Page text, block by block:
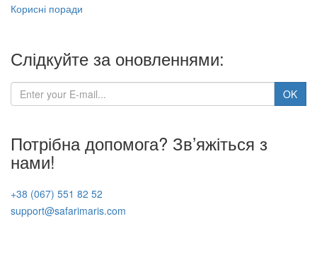
Корисні поради
Слідкуйте за оновленнями:
Потрібна допомога? Зв’яжіться з
нами!
+38 (067) 551 82 52
support@safarimaris.com